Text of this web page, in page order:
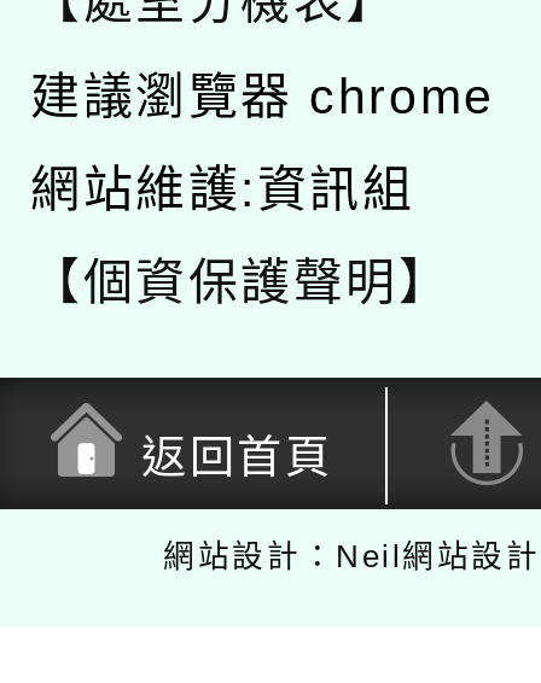
建議瀏覽器 chrome
網站維護:資訊組
【個資保護聲明】
返回首頁
網站設計：Neil網站設